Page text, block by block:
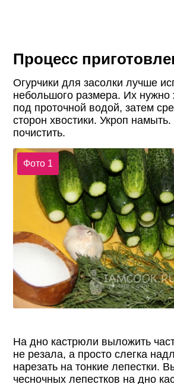
Процесс
Огурчики для засолки лучше
небольшого размера. Их
под проточной водой, затем
сторон хвостики. Укроп
почистить.
Фото 1
На дно кастрюли выложить
не резала, а просто слегка
нарезать на тонкие лепестки.
чесночных лепестков на дно